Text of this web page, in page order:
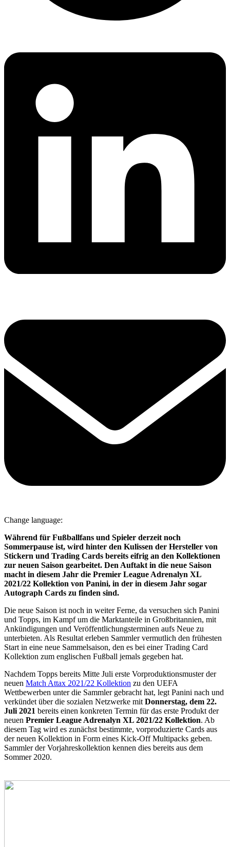
Change language:
Während für Fußballfans und Spieler derzeit noch
Sommerpause ist, wird hinter den Kulissen der Hersteller von
Stickern und Trading Cards bereits eifrig an den Kollektionen
zur neuen Saison gearbeitet. Den Auftakt in die neue Saison
macht in diesem Jahr die Premier League Adrenalyn XL
2021/22 Kollektion von Panini, in der in diesem Jahr sogar
Autograph Cards zu finden sind.
Die neue Saison ist noch in weiter Ferne, da versuchen sich Panini
und Topps, im Kampf um die Marktanteile in Großbritannien, mit
Ankündigungen und Veröffentlichungsterminen aufs Neue zu
unterbieten. Als Resultat erleben Sammler vermutlich den frühesten
Start in eine neue Sammelsaison, den es bei einer Trading Card
Kollektion zum englischen Fußball jemals gegeben hat.
Nachdem Topps bereits Mitte Juli erste Vorproduktionsmuster der
neuen Match Attax 2021/22 Kollektion zu den UEFA
Wettbewerben unter die Sammler gebracht hat, legt Panini nach und
verkündet über die sozialen Netzwerke mit Donnerstag, dem 22.
Juli 2021 bereits einen konkreten Termin für das erste Produkt der
neuen Premier League Adrenalyn XL 2021/22 Kollektion. Ab
diesem Tag wird es zunächst bestimmte, vorproduzierte Cards aus
der neuen Kollektion in Form eines Kick-Off Multipacks geben.
Sammler der Vorjahreskollektion kennen dies bereits aus dem
Sommer 2020.